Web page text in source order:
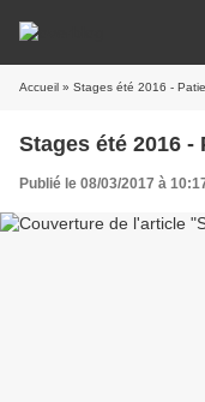
Accueil » Stages été 2016 -
Stages été 2016 -
Publié le 08/03/2017 à